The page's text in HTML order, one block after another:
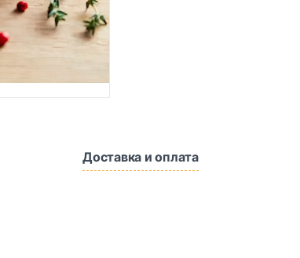
Доставка и оплата